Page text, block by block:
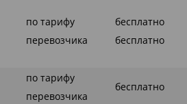
по тарифу
перевозчика
бесплатно
бесплатно
по тарифу
перевозчика
бесплатно